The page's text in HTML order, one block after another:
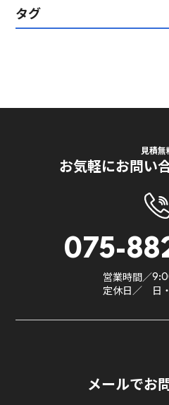
タグ
見積無
お気軽にお問い
075-
営業時間／
定休日／ 日
メールでお